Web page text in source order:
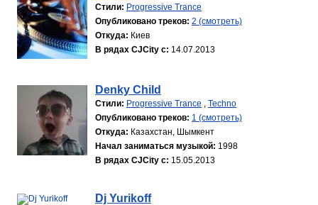
Стили: Progressive Trance
Опубликовано треков: 2 (смотреть)
Откуда: Киев
В рядах CJCity с: 14.07.2013
Denky Child
Стили: Progressive Trance , Techno
Опубликовано треков: 1 (смотреть)
Откуда: Казахстан, Шымкент
Начал заниматься музыкой: 1998
В рядах CJCity с: 15.05.2013
Dj Yurikoff